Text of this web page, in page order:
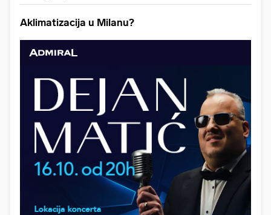
Aklimatizacija u Milanu?